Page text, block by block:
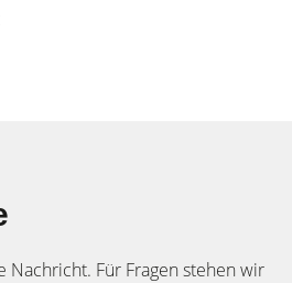
Nachricht. Für Fragen stehen wir